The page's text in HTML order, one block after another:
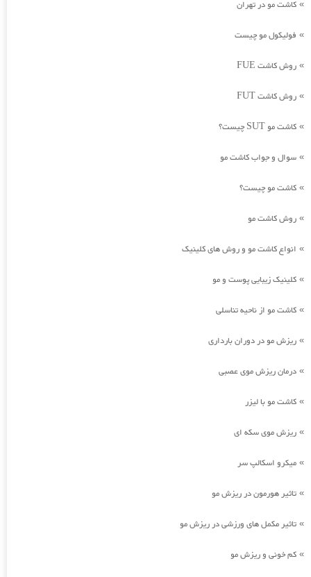
» کاشت مو در تهران
» فولیکول مو چیست
» روش کاشت FUE
» روش کاشت FUT
» کاشت مو SUT چیست؟
» سوال و جواب کاشت مو
» کاشت مو چیست؟
» روش کاشت مو
» انواع کاشت مو و روش های کلینیک
» کلینیک زیبایی پوست و مو
» کاشت مو از ناحیه تناسلی
» ریزش مو در دوران بارداری
» درمان ریزش موی عصبی
» کاشت مو با لیزر
» ریزش موی سکه ای
» میکرو اسکالپ سر
» تاثیر هورمون در ریزش مو
» تاثیر مکمل های ورزشی در ریزش مو
» کم خونی و ریزش مو